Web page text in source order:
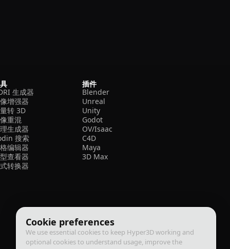
Cookie preferences
We use essential cookies to keep Hyper3D working and
optional cookies to understand usage, improve the
生成器
增强器
转 3D
重混
生成器
搜索
编辑器
查看器
转换器
插件
Blender
Unreal
Unity
Godot
OV/Isaac
C4D
Maya
3D Max